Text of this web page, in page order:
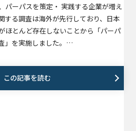
パーパスを策定・ 実践する企業が増え
する調査は海外が先行しており、日本
ほとんど存在しないことから「パーパ
」を実施しました。…
この記事を読む